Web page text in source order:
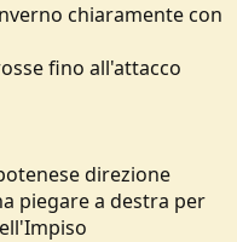
chiaramente con
fino all'attacco
direzione
piegare a destra per